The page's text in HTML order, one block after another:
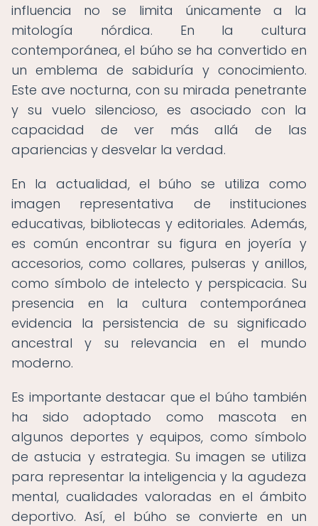
influencia no se limita únicamente a la
mitología nórdica. En la cultura
contemporánea, el búho se ha convertido en
un emblema de sabiduría y conocimiento.
Este ave nocturna, con su mirada penetrante
y su vuelo silencioso, es asociado con la
capacidad de ver más allá de las
apariencias y desvelar la verdad.
En la actualidad, el búho se utiliza como
imagen representativa de instituciones
educativas, bibliotecas y editoriales. Además,
es común encontrar su figura en joyería y
accesorios, como collares, pulseras y anillos,
como símbolo de intelecto y perspicacia. Su
presencia en la cultura contemporánea
evidencia la persistencia de su significado
ancestral y su relevancia en el mundo
moderno.
Es importante destacar que el búho también
ha sido adoptado como mascota en
algunos deportes y equipos, como símbolo
de astucia y estrategia. Su imagen se utiliza
para representar la inteligencia y la agudeza
mental, cualidades valoradas en el ámbito
deportivo. Así, el búho se convierte en un